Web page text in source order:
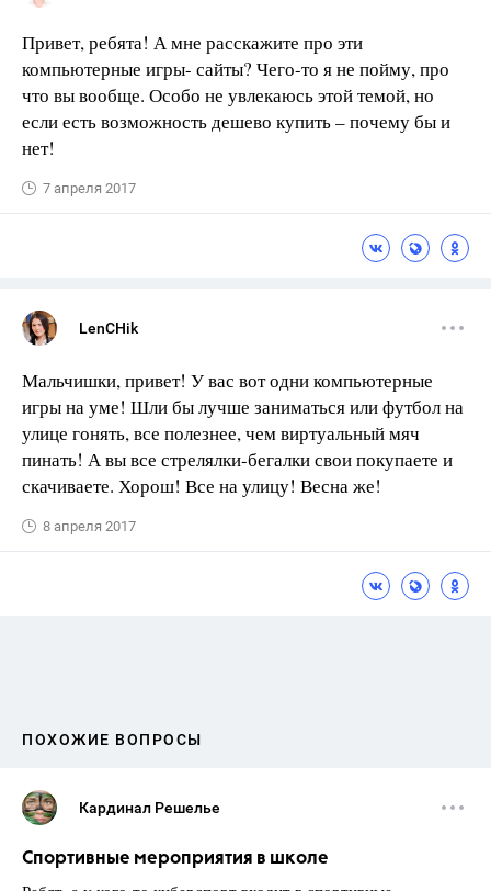
Привет, ребята! А мне расскажите про эти
компьютерные игры- сайты? Чего-то я не пойму, про
что вы вообще. Особо не увлекаюсь этой темой, но
если есть возможность дешево купить – почему бы и
нет!
7 апреля 2017
LenCHik
Мальчишки, привет! У вас вот одни компьютерные
игры на уме! Шли бы лучше заниматься или футбол на
улице гонять, все полезнее, чем виртуальный мяч
пинать! А вы все стрелялки-бегалки свои покупаете и
скачиваете. Хорош! Все на улицу! Весна же!
8 апреля 2017
ПОХОЖИЕ ВОПРОСЫ
Кардинал Решелье
Спортивные мероприятия в школе